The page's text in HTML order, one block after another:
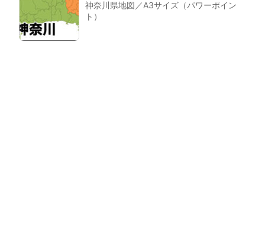
神奈川県地図／A3サイズ（パワーポイン
ト）